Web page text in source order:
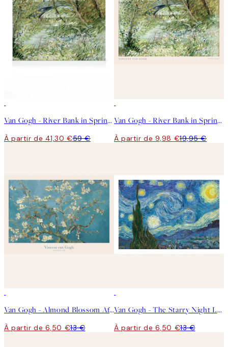
Van Gogh - River Bank in Springtime Landscape Toile
À partir de 41,30 €59 €
Van Gogh - River Bank in Springtime Landscape Affiche
À partir de 9,98 €19,95 €
Van Gogh - Almond Blossom Affiche
À partir de 6,50 €13 €
Van Gogh - The Starry Night Landscape Affiche
À partir de 6,50 €13 €